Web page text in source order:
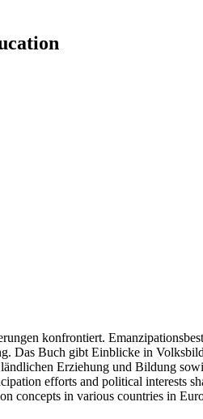
konfrontiert.
Das Buch gibt Einblicke in
Erziehung und Bildung
efforts and political interests
in various countries in